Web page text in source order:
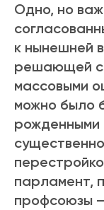
Одно, но
к нынешней
решающей
массовыми
можно было
рожденными
парламент,
профсоюзы